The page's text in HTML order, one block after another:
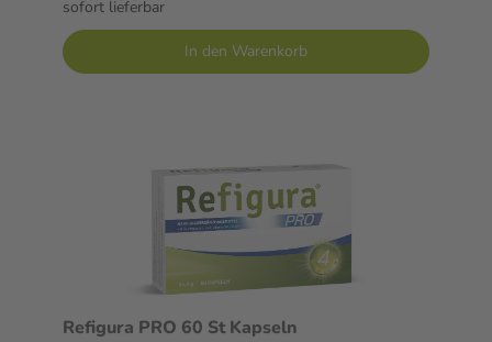
sofort lieferbar
In den Warenkorb
Refigura PRO 60 St Kapseln